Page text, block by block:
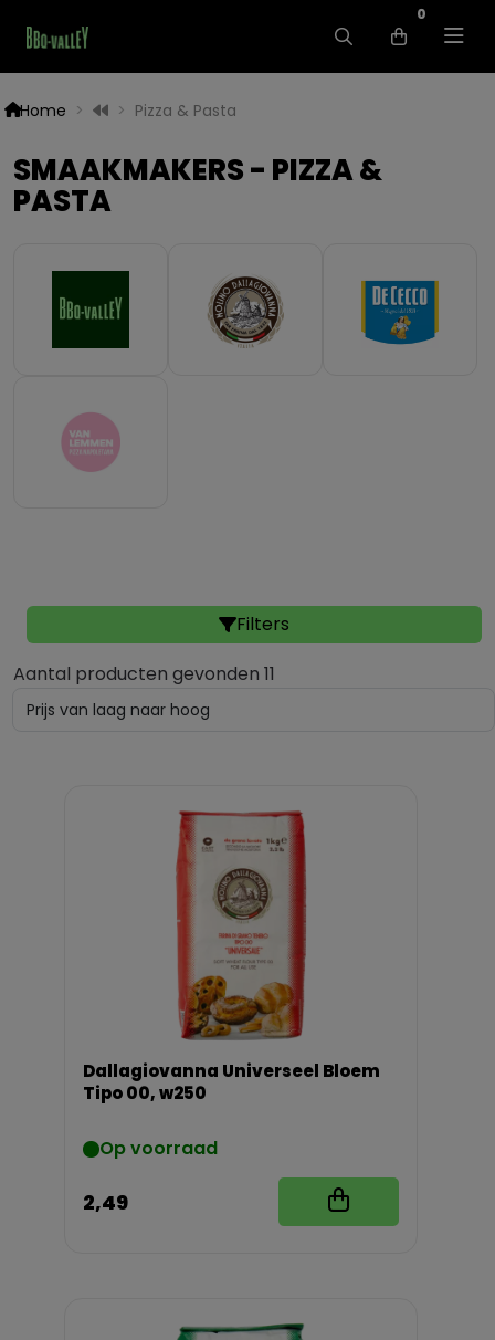
0
Home Pizza & Pasta
SMAAKMAKERS - PIZZA &
PASTA
Filters
Aantal producten gevonden 11
Dallagiovanna Universeel Bloem
Tipo 00, w250
Op voorraad
2,49